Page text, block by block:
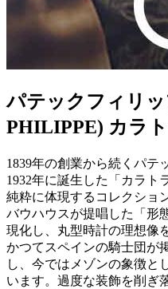
パテックフィリ
PHILIPPE) カラ
1839年の創業から続くパテ
1932年に誕生した「カラト
純粋に体現するコレクショ
バウハウスが提唱した「形
現化し、丸型時計の理想像
かつてスペインの騎士団が
し、今ではメゾンの象徴と
います。過度な装飾を削ぎ